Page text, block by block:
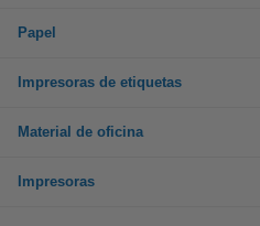
Papel
Impresoras de etiquetas
Material de oficina
Impresoras